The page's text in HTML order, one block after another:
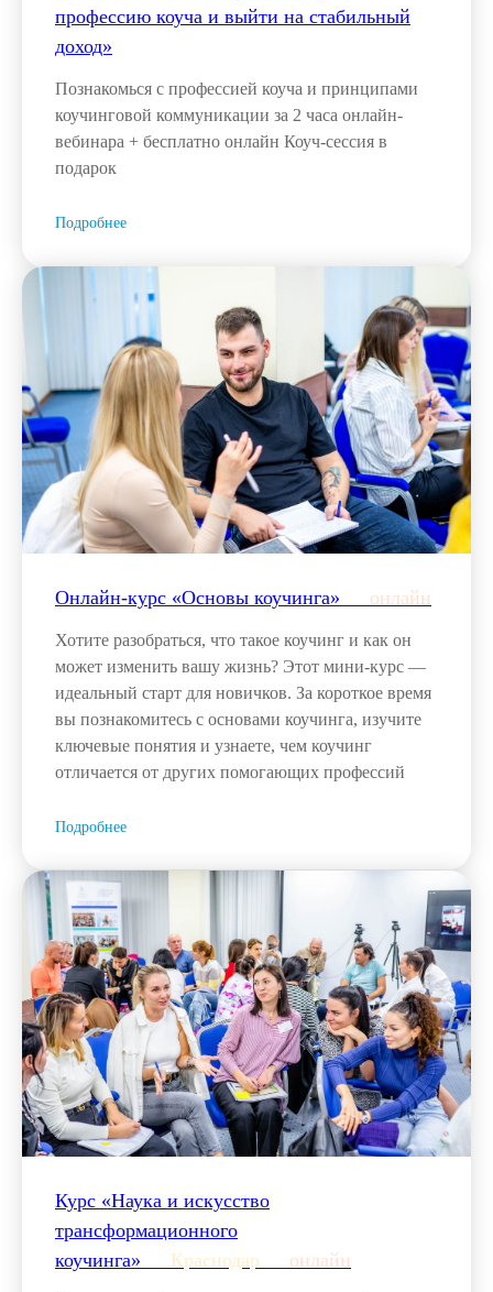
профессию коуча и выйти на стабильный
доход»
Познакомься с профессией коуча и принципами
коучинговой коммуникации за 2 часа онлайн-
вебинара + бесплатно онлайн Коуч-сессия в
подарок
Подробнее
Онлайн-курс «Основы коучинга»___ онлайн
Хотите разобраться, что такое коучинг и как он
может изменить вашу жизнь? Этот мини-курс —
идеальный старт для новичков. За короткое время
вы познакомитесь с основами коучинга, изучите
ключевые понятия и узнаете, чем коучинг
отличается от других помогающих профессий
Подробнее
Курс «Наука и искусство
трансформационного
коучинга»___ Краснодар онлайн